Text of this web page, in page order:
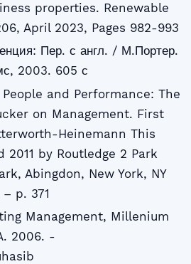
properties. Renewable
April 2023, Pages 982-993
Пер. с англ. / М.Портер.
2003. 605 с
and Performance: The
on Management. First
Heinemann This
by Routledge 2 Park
Abingdon, New York, NY
– p. 371
Management, Millenium
2006. -